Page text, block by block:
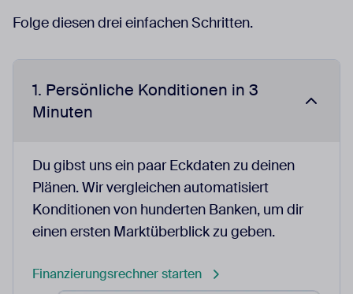
Folge diesen drei einfachen Schritten.
1. Persönliche Konditionen in 3
Minuten
Du gibst uns ein paar Eckdaten zu deinen
Plänen. Wir vergleichen automatisiert
Konditionen von hunderten Banken, um dir
einen ersten Marktüberblick zu geben.
Finanzierungsrechner starten